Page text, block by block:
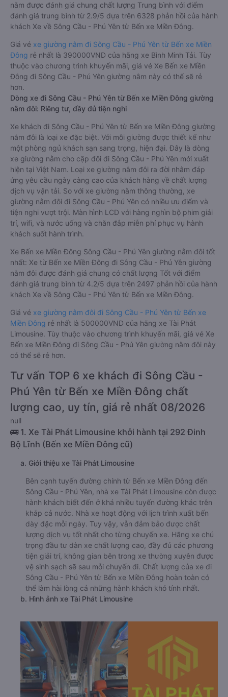
nằm được đánh giá chung chất lượng Trung bình với điểm
đánh giá trung bình từ 2.9/5 dựa trên 6328 phản hồi của hành
khách Xe về Sông Cầu - Phú Yên từ Bến xe Miền Đông.
Giá vé xe giường nằm đi Sông Cầu - Phú Yên từ Bến xe Miền
Đông rẻ nhất là 390000VND của hãng xe Bình Minh Tải. Tùy
thuộc vào chương trình khuyến mãi, giá vé Xe Bến xe Miền
Đông đi Sông Cầu - Phú Yên giường nằm này có thể sẽ rẻ
hơn.
Dòng xe đi Sông Cầu - Phú Yên từ Bến xe Miền Đông giường
nằm đôi: Riêng tư, đầy đủ tiện nghi
Xe khách đi Sông Cầu - Phú Yên từ Bến xe Miền Đông giường
nằm đôi là loại xe đặc biệt. Với mỗi giường được thiết kế như
một phòng ngủ khách sạn sang trọng, hiện đại. Đây là dòng
xe giường nằm cho cặp đôi đi Sông Cầu - Phú Yên mới xuất
hiện tại Việt Nam. Loại xe giường nằm đôi ra đời nhằm đáp
ứng yêu cầu ngày càng cao của khách hàng về chất lượng
dịch vụ vận tải. So với xe giường nằm thông thường, xe
giường nằm đôi đi Sông Cầu - Phú Yên có nhiều ưu điểm và
tiện nghi vượt trội. Màn hình LCD với hàng nghìn bộ phim giải
trí, wifi, và nước uống và chăn đắp miễn phí phục vụ hành
khách suốt hành trình.
Xe Bến xe Miền Đông Sông Cầu - Phú Yên giường nằm đôi tốt
nhất: Xe từ Bến xe Miền Đông đi Sông Cầu - Phú Yên giường
nằm đôi được đánh giá chung có chất lượng Tốt với điểm
đánh giá trung bình từ 4.2/5 dựa trên 2497 phản hồi của hành
khách Xe về Sông Cầu - Phú Yên từ Bến xe Miền Đông.
Giá vé xe giường nằm đôi đi Sông Cầu - Phú Yên từ Bến xe
Miền Đông rẻ nhất là 500000VND của hãng xe Tài Phát
Limousine. Tùy thuộc vào chương trình khuyến mãi, giá vé Xe
Bến xe Miền Đông đi Sông Cầu - Phú Yên giường nằm đôi này
có thể sẽ rẻ hơn.
Tư vấn TOP 6 xe khách đi Sông Cầu -
Phú Yên từ Bến xe Miền Đông chất
lượng cao, uy tín, giá rẻ nhất 08/2026
null
🚌 1. Xe Tài Phát Limousine khởi hành tại 292 Đinh
Bộ Lĩnh (Bến xe Miền Đông cũ)
a. Giới thiệu xe Tài Phát Limousine
Bên cạnh tuyến đường chính từ Bến xe Miền Đông đến
Sông Cầu - Phú Yên, nhà xe Tài Phát Limousine còn được
hành khách biết đến ở khá nhiều tuyến đường khác trên
khắp cả nước. Nhà xe hoạt động với lịch trình xuất bến
dày đặc mỗi ngày. Tuy vậy, vẫn đảm bảo được chất
lượng dịch vụ tốt nhất cho từng chuyến xe. Hãng xe chú
trọng đầu tư dàn xe chất lượng cao, đầy đủ các phương
tiện giải trí, không gian bên trong xe thường xuyên được
vệ sinh sạch sẽ sau mỗi chuyến đi. Chất lượng của xe đi
Sông Cầu - Phú Yên từ Bến xe Miền Đông hoàn toàn có
thể làm hài lòng cả những hành khách khó tính nhất.
b. Hình ảnh xe Tài Phát Limousine